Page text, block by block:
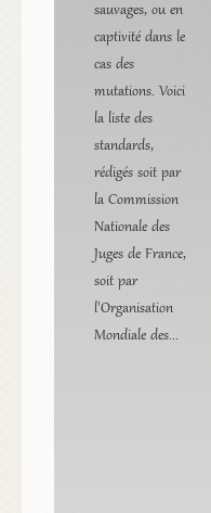
sauvages, ou en
captivité dans le
cas des
mutations. Voici
la liste des
standards,
rédigés soit par
la Commission
Nationale des
Juges de France,
soit par
l'Organisation
Mondiale des...